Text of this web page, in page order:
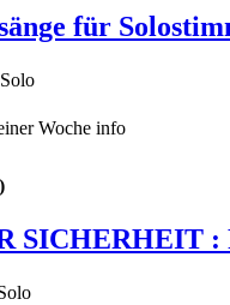
für
Woche info
SICHERHEIT